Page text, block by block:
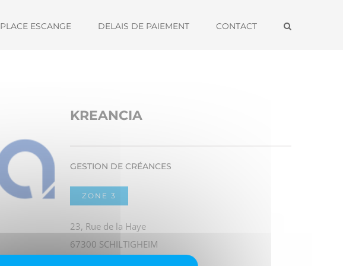
PLACE ESCANGE DELAIS DE PAIEMENT CONTACT
KREANCIA
GESTION DE CRÉANCES
ZONE 3
23, Rue de la Haye
67300 SCHILTIGHEIM